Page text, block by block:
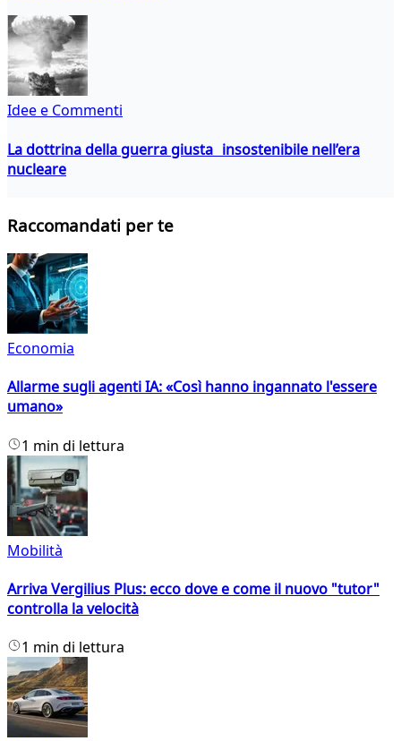
Idee e Commenti
La dottrina della guerra giusta insostenibile nell’era
nucleare
Raccomandati per te
Economia
Allarme sugli agenti IA: «Così hanno ingannato l'essere
umano»
1 min di lettura
Mobilità
Arriva Vergilius Plus: ecco dove e come il nuovo "tutor"
controlla la velocità
1 min di lettura